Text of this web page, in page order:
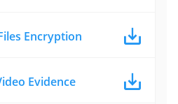
Encryption
Evidence